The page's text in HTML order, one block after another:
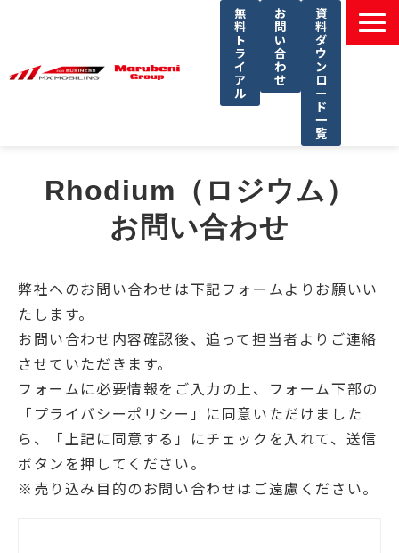
無
料
ト
ラ
イ
ア
ル
お
問
い
合
わ
せ
資
料
ダ
ウ
ン
ロ
ー
ド
一
覧
課題別ソリューション一覧
サービス一覧
セミナー
Rhodium（ロジウム）
お問い合わせ
弊社へのお問い合わせは下記フォームよりお願いい
たします。
お問い合わせ内容確認後、追って担当者よりご連絡
させていただきます。
フォームに必要情報をご入力の上、フォーム下部の
「プライバシーポリシー」に同意いただけました
ら、「上記に同意する」にチェックを入れて、送信
ボタンを押してください。
※売り込み目的のお問い合わせはご遠慮ください。